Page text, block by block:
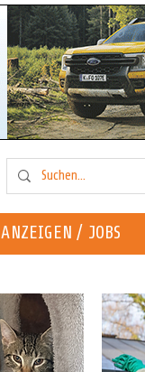
ANZEIGEN / JOBS